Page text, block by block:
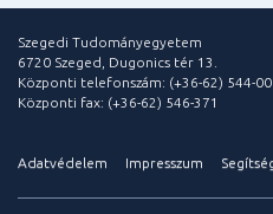
Szegedi Tudományegyetem
6720 Szeged, Dugonics tér 13.
Központi telefonszám: (+36-62) 544-
Központi fax: (+36-62) 546-371
Adatvédelem Impresszum